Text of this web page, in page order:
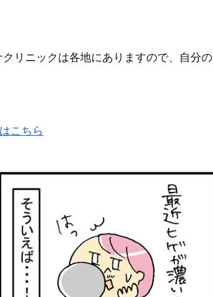
リニックは各地にありますので、自分の
こちら